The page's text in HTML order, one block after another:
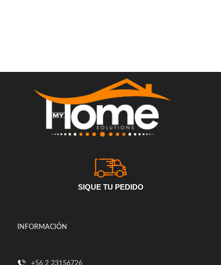
SIQUE TU PEDIDO
INFORMACIÓN
+56 2 23156726